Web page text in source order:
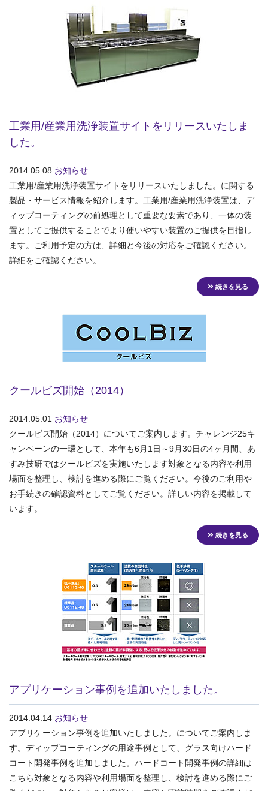
工業用/産業用洗浄装置サイトをリリースいたしま
した。
2014.05.08 お知らせ
工業用/産業用洗浄装置サイトをリリースいたしました。に関する
製品・サービス情報を紹介します。工業用/産業用洗浄装置は、デ
ィップコーティングの前処理として重要な要素であり、一体の装
置としてご提供することでより使いやすい装置のご提供を目指し
ます。ご利用予定の方は、詳細と今後の対応をご確認ください。
詳細をご確認ください。
続きを見る
クールビズ開始（2014）
2014.05.01 お知らせ
クールビズ開始（2014）についてご案内します。チャレンジ25キ
ャンペーンの一環として、本年も6月1日～9月30日の4ヶ月間、あ
すみ技研ではクールビズを実施いたします対象となる内容や利用
場面を整理し、検討を進める際にご覧ください。今後のご利用や
お手続きの確認資料としてご覧ください。詳しい内容を掲載して
います。
続きを見る
アプリケーション事例を追加いたしました。
2014.04.14 お知らせ
アプリケーション事例を追加いたしました。についてご案内しま
す。ディップコーティングの用途事例として、グラス向けハード
コート開発事例を追加しました。ハードコート開発事例の詳細は
こちら対象となる内容や利用場面を整理し、検討を進める際にご